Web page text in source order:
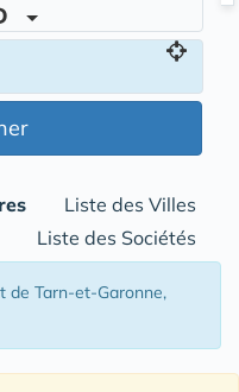
Liste des Villes
Liste des Sociétés
de Tarn-et-Garonne,